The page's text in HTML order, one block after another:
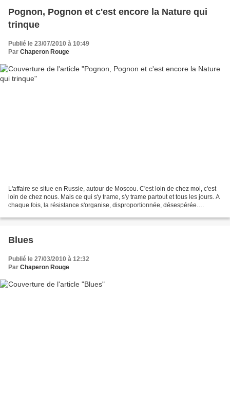
Pognon, Pognon et c'est encore la Nature qui
trinque
Publié le 23/07/2010 à 10:49
Par Chaperon Rouge
L'affaire se situe en Russie, autour de Moscou. C'est loin de chez moi, c'est
loin de chez nous. Mais ce qui s'y trame, s'y trame partout et tous les jours. A
chaque fois, la résistance s'organise, disproportionnée, désespérée.
Blues
Publié le 27/03/2010 à 12:32
Par Chaperon Rouge